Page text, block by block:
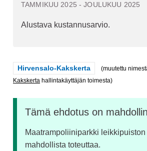
TAMMIKUU 2025 - JOULUKUU 2025
Alustava kustannusarvio.
Rajaa tulokset teeman mukaan:
Hirvensalo-Kakskerta (muutettu
Kakskerta hallintakäyttäjän toimesta)
Tämä ehdotus on
Maatrampoliiniparkki
mahdollista toteuttaa.